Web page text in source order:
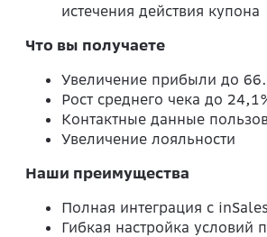
истечения действия купона
Что вы получаете
Увеличение прибыли до
Рост среднего чека до
Контактные данные
Увеличение лояльности
Наши преимущества
Полная интеграция с inSales
Гибкая настройка условий